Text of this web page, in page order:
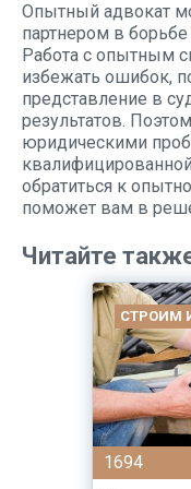
Опытный адвокат
партнером в
Работа с опытным
избежать ошибок,
представление в
результатов.
юридическими
обратиться к
поможет вам в
Читайте
СТРОИМ
1694